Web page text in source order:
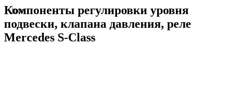
Компоненты регулировки уровня
подвески, клапана давления, реле
Mercedes S-Class